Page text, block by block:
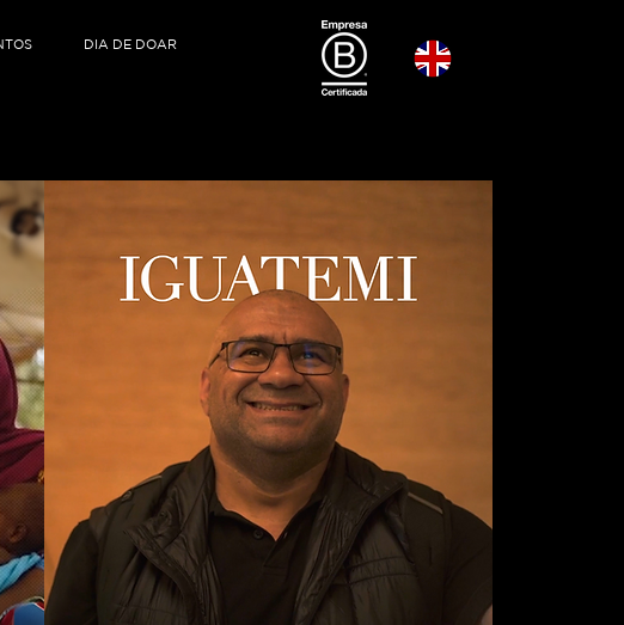
DIA DE DOAR